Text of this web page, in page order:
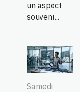
un aspect
souvent...
Samedi